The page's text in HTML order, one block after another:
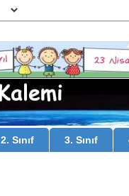
2. Sınıf 3. Sınıf